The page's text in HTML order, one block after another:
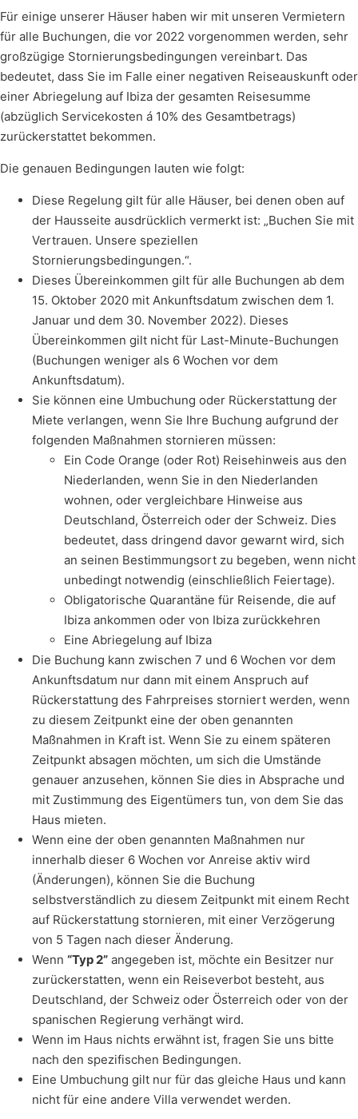
Für einige unserer Häuser haben wir mit unseren Vermietern
für alle Buchungen, die vor 2022 vorgenommen werden, sehr
großzügige Stornierungsbedingungen vereinbart. Das
bedeutet, dass Sie im Falle einer negativen Reiseauskunft oder
einer Abriegelung auf Ibiza der gesamten Reisesumme
(abzüglich Servicekosten á 10% des Gesamtbetrags)
zurückerstattet bekommen.
Die genauen Bedingungen lauten wie folgt:
Diese Regelung gilt für alle Häuser, bei denen oben auf
der Hausseite ausdrücklich vermerkt ist: „Buchen Sie mit
Vertrauen. Unsere speziellen
Stornierungsbedingungen.“.
Dieses Übereinkommen gilt für alle Buchungen ab dem
15. Oktober 2020 mit Ankunftsdatum zwischen dem 1.
Januar und dem 30. November 2022). Dieses
Übereinkommen gilt nicht für Last-Minute-Buchungen
(Buchungen weniger als 6 Wochen vor dem
Ankunftsdatum).
Sie können eine Umbuchung oder Rückerstattung der
Miete verlangen, wenn Sie Ihre Buchung aufgrund der
folgenden Maßnahmen stornieren müssen:
Ein Code Orange (oder Rot) Reisehinweis aus den
Niederlanden, wenn Sie in den Niederlanden
wohnen, oder vergleichbare Hinweise aus
Deutschland, Österreich oder der Schweiz. Dies
bedeutet, dass dringend davor gewarnt wird, sich
an seinen Bestimmungsort zu begeben, wenn nicht
unbedingt notwendig (einschließlich Feiertage).
Obligatorische Quarantäne für Reisende, die auf
Ibiza ankommen oder von Ibiza zurückkehren
Eine Abriegelung auf Ibiza
Die Buchung kann zwischen 7 und 6 Wochen vor dem
Ankunftsdatum nur dann mit einem Anspruch auf
Rückerstattung des Fahrpreises storniert werden, wenn
zu diesem Zeitpunkt eine der oben genannten
Maßnahmen in Kraft ist. Wenn Sie zu einem späteren
Zeitpunkt absagen möchten, um sich die Umstände
genauer anzusehen, können Sie dies in Absprache und
mit Zustimmung des Eigentümers tun, von dem Sie das
Haus mieten.
Wenn eine der oben genannten Maßnahmen nur
innerhalb dieser 6 Wochen vor Anreise aktiv wird
(Änderungen), können Sie die Buchung
selbstverständlich zu diesem Zeitpunkt mit einem Recht
auf Rückerstattung stornieren, mit einer Verzögerung
von 5 Tagen nach dieser Änderung.
Wenn “Typ 2” angegeben ist, möchte ein Besitzer nur
zurückerstatten, wenn ein Reiseverbot besteht, aus
Deutschland, der Schweiz oder Österreich oder von der
spanischen Regierung verhängt wird.
Wenn im Haus nichts erwähnt ist, fragen Sie uns bitte
nach den spezifischen Bedingungen.
Eine Umbuchung gilt nur für das gleiche Haus und kann
nicht für eine andere Villa verwendet werden.